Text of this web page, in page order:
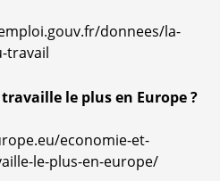
donnees/la-
travail
le plus en Europe ?
economie-et-
le-plus-en-europe/